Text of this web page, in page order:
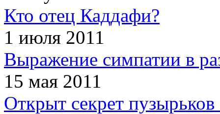
Кто отец Каддафи?
1 июля 2011
Выражение симпатии в
15 мая 2011
Открыт секрет пузырьков